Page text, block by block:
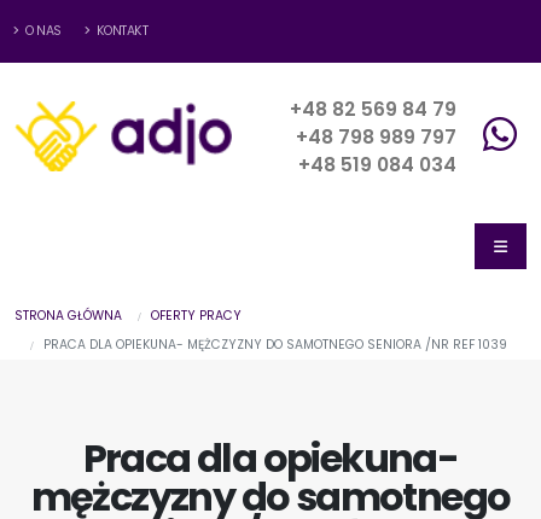
O NAS KONTAKT
+48 82 569 84 79
+48 798 989 797
+48 519 084 034
STRONA GŁÓWNA
OFERTY PRACY
PRACA DLA OPIEKUNA- MĘŻCZYZNY DO SAMOTNEGO SENIORA /NR REF 1039
Praca dla opiekuna-
mężczyzny do samotnego